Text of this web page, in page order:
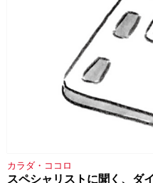
カラダ・ココロ
スペシャリストに聞く、ダ